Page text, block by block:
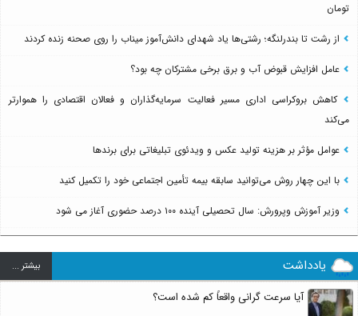
تومان
از رشت تا بندرلنگه؛ رشتی‌ها یاد شهدای دانش‌آموز میناب را روی صحنه زنده کردند
عامل افزایش قبوض آب و برق برخی مشترکان چه بود؟
کاهش بروکراسی اداری مسیر فعالیت سرمایه‌گذاران و فعالان اقتصادی را هموارتر
می‌کند
عوامل مؤثر بر هزینه تولید عکس و ویدئوی تبلیغاتی برای برندها
با این چهار روش می‌توانید سابقه بیمه تأمین اجتماعی خود را تکمیل کنید
وزیر آموزش وپرورش: سال تحصیلی آینده ۱۰۰ درصد حضوری آغاز می شود
یادداشت بيشتر ...
آیا سرعت گرانی واقعاً کم شده است؟